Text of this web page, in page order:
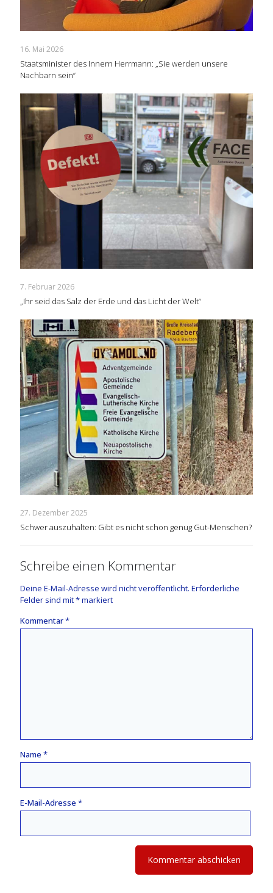
16. Mai 2026
Staatsminister des Innern Herrmann: „Sie werden unsere
Nachbarn sein“
7. Februar 2026
„Ihr seid das Salz der Erde und das Licht der Welt“
27. Dezember 2025
Schwer auszuhalten: Gibt es nicht schon genug Gut-Menschen?
Schreibe einen Kommentar
Deine E-Mail-Adresse wird nicht veröffentlicht. Erforderliche
Felder sind mit*markiert
Kommentar*
Name *
E-Mail-Adresse *